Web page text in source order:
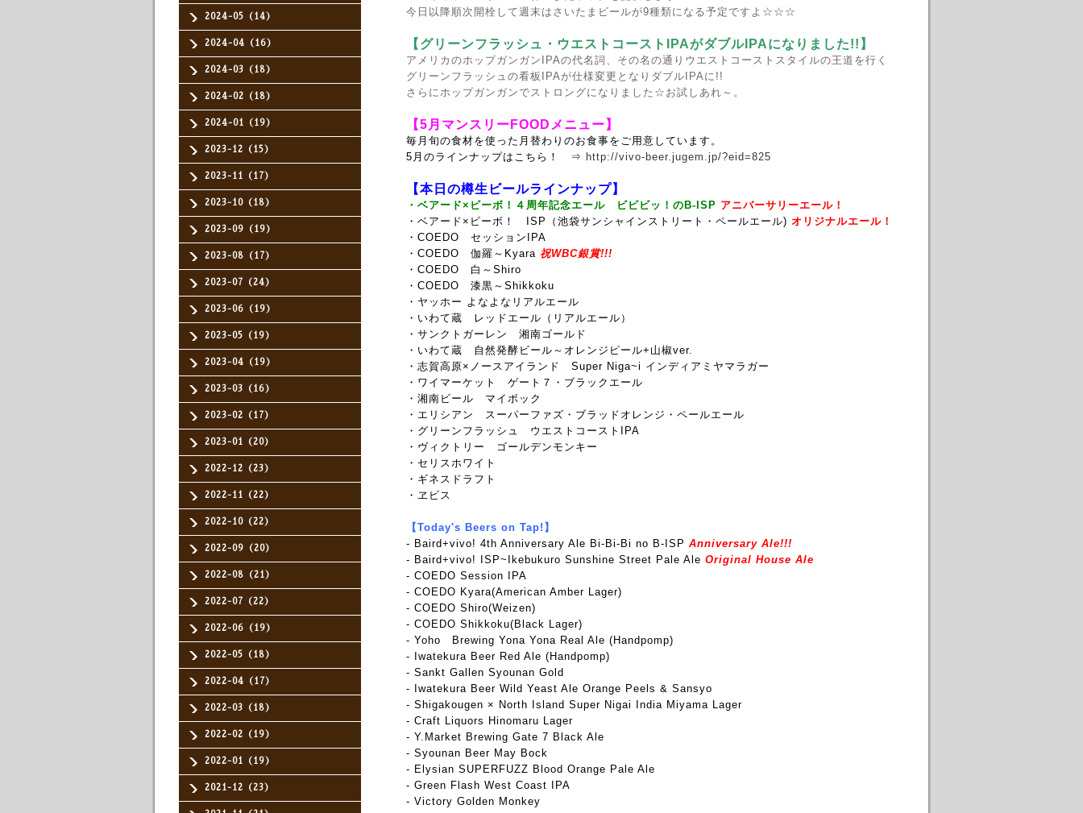
2024-05（14）
2024-04（16）
2024-03（18）
2024-02（18）
2024-01（19）
2023-12（15）
2023-11（17）
2023-10（18）
2023-09（19）
2023-08（17）
2023-07（24）
2023-06（19）
2023-05（19）
2023-04（19）
2023-03（16）
2023-02（17）
2023-01（20）
2022-12（23）
2022-11（22）
2022-10（22）
2022-09（20）
2022-08（21）
2022-07（22）
2022-06（19）
2022-05（18）
2022-04（17）
2022-03（18）
2022-02（19）
2022-01（19）
2021-12（23）
今日以降順次開栓して週末はさいたまビールが9種類になる予定ですよ☆☆☆
【グリーンフラッシュ・ウエストコーストIPAがダブルIPAになりました!!】
アメリカのホップガンガンIPAの代名詞、その名の通りウエストコーストスタイルの王道を行く
グリーンフラッシュの看板IPAが仕様変更となりダブルIPAに!!
さらにホップガンガンでストロングになりました☆お試しあれ～。
【5月マンスリーFOODメニュー】
毎月旬の食材を使った月替わりのお食事をご用意しています。
5月のラインナップはこちら！ ⇒ http://vivo-beer.jugem.jp/?eid=825
【本日の樽生ビールラインナップ】
・ベアード×ビーボ！４周年記念エール ビビビッ！のB-ISP アニバーサリーエール！
・ベアード×ビーボ！ ISP（池袋サンシャインストリート・ペールエール) オリジナルエール！
・COEDO セッションIPA
・COEDO 伽羅～Kyara 祝WBC銀賞!!!
・COEDO 白～Shiro
・COEDO 漆黒～Shikkoku
・ヤッホー よなよなリアルエール
・いわて蔵 レッドエール（リアルエール）
・サンクトガーレン 湘南ゴールド
・いわて蔵 自然発酵ビール～オレンジピール+山椒ver.
・志賀高原×ノースアイランド Super Niga~i インディアミヤマラガー
・ワイマーケット ゲート７・ブラックエール
・湘南ビール マイボック
・エリシアン スーパーファズ・ブラッドオレンジ・ペールエール
・グリーンフラッシュ ウエストコーストIPA
・ヴィクトリー ゴールデンモンキー
・セリスホワイト
・ギネスドラフト
・ヱビス
【Today's Beers on Tap!】
- Baird+vivo! 4th Anniversary Ale Bi-Bi-Bi no B-ISP Anniversary Ale!!!
- Baird+vivo! ISP~Ikebukuro Sunshine Street Pale Ale Original House Ale
- COEDO Session IPA
- COEDO Kyara(American Amber Lager)
- COEDO Shiro(Weizen)
- COEDO Shikkoku(Black Lager)
- Yoho Brewing Yona Yona Real Ale (Handpomp)
- Iwatekura Beer Red Ale (Handpomp)
- Sankt Gallen Syounan Gold
- Iwatekura Beer Wild Yeast Ale Orange Peels & Sansyo
- Shigakougen × North Island Super Nigai India Miyama Lager
- Craft Liquors Hinomaru Lager
- Y.Market Brewing Gate 7 Black Ale
- Syounan Beer May Bock
- Elysian SUPERFUZZ Blood Orange Pale Ale
- Green Flash West Coast IPA
- Victory Golden Monkey